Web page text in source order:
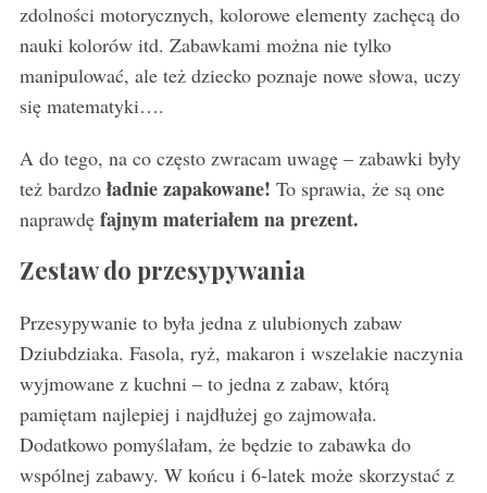
zdolności motorycznych, kolorowe elementy zachęcą do
nauki kolorów itd. Zabawkami można nie tylko
manipulować, ale też dziecko poznaje nowe słowa, uczy
się matematyki….
A do tego, na co często zwracam uwagę – zabawki były
też bardzo ładnie zapakowane! To sprawia, że są one
naprawdę fajnym materiałem na prezent.
Zestaw do przesypywania
Przesypywanie to była jedna z ulubionych zabaw
Dziubdziaka. Fasola, ryż, makaron i wszelakie naczynia
wyjmowane z kuchni – to jedna z zabaw, którą
pamiętam najlepiej i najdłużej go zajmowała.
Dodatkowo pomyślałam, że będzie to zabawka do
wspólnej zabawy. W końcu i 6-latek może skorzystać z